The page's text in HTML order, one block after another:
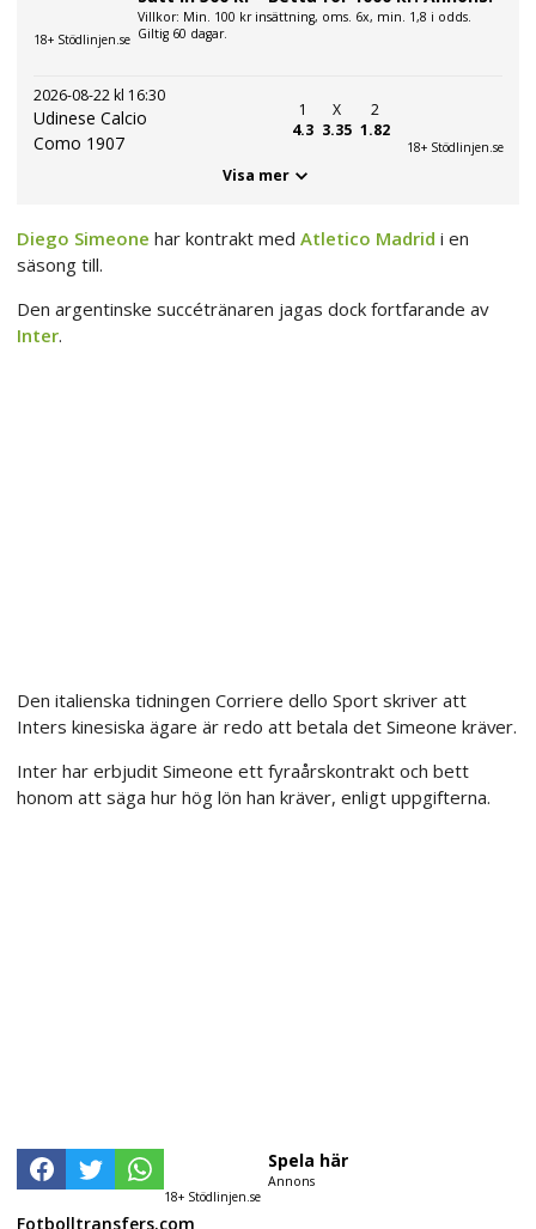
18+ Stödlinjen.se
Villkor: Min. 100 kr insättning, oms. 6x, min. 1,8 i odds.
Giltig 60 dagar.
2026-08-22 kl 16:30
Udinese Calcio
Como 1907
1
4.3
X
3.35
2
1.82
18+ Stödlinjen.se
Visa mer
Diego Simeone har kontrakt med Atletico Madrid i en
säsong till.
Den argentinske succétränaren jagas dock fortfarande av
Inter.
Den italienska tidningen Corriere dello Sport skriver att
Inters kinesiska ägare är redo att betala det Simeone kräver.
Inter har erbjudit Simeone ett fyraårskontrakt och bett
honom att säga hur hög lön han kräver, enligt uppgifterna.
18+ Stödlinjen.se
Spela här
Annons
Fotbolltransfers.com